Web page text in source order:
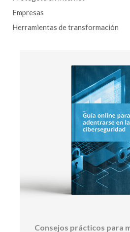
Empresas
Herramientas de transformación
Consejos prácticos para